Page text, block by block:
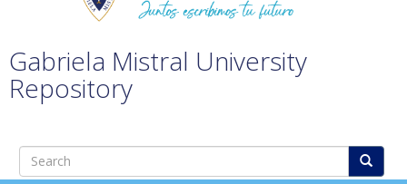
Gabriela Mistral University
Repository